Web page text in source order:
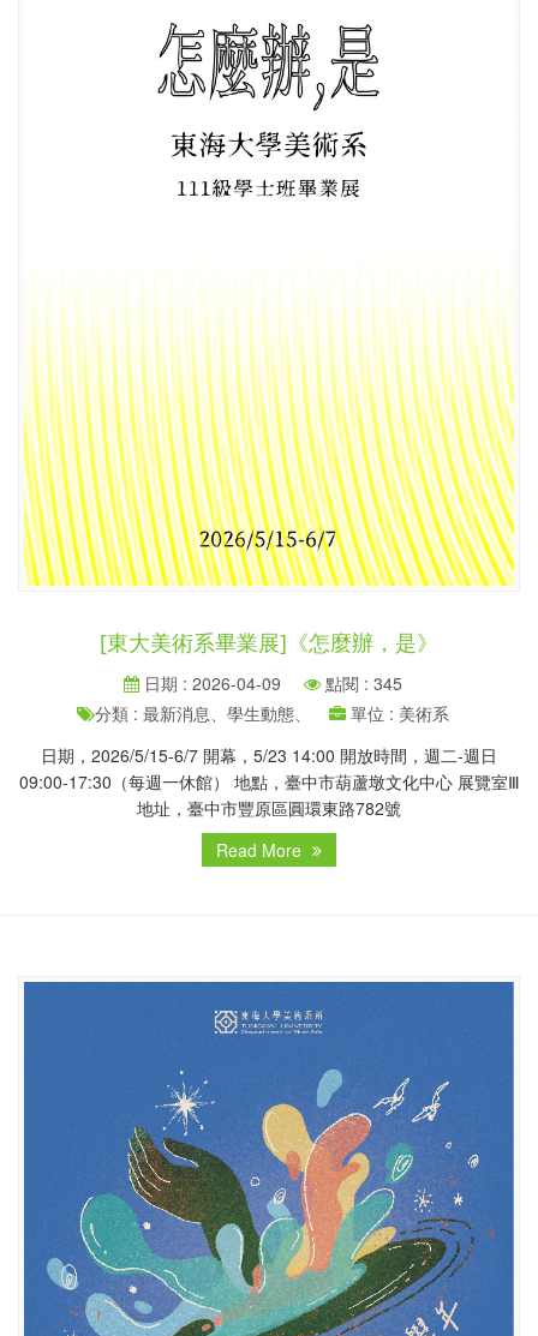
[東大美術系畢業展]《怎麼辦，是》
日期 : 2026-04-09
點閱 : 345
分類 : 最新消息、學生動態、
單位 : 美術系
日期，2026/5/15-6/7 開幕，5/23 14:00 開放時間，週二-週日
09:00-17:30（每週一休館） 地點，臺中市葫蘆墩文化中心 展覽室Ⅲ
地址，臺中市豐原區圓環東路782號
Read More